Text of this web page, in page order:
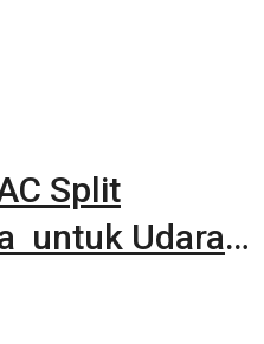
Split
untuk Udara